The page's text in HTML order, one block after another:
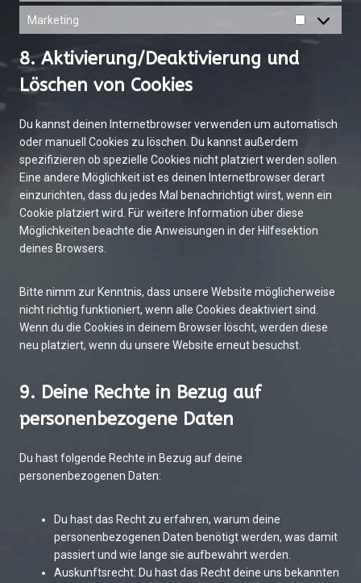
s
e
b
c
k
s
g
Marketing
M
a
8. Aktivierung/Deaktivierung und
Löschen von Cookies
Du kannst deinen Internetbrowser verwenden um automatisch
oder manuell Cookies zu löschen. Du kannst außerdem
spezifizieren ob spezielle Cookies nicht platziert werden sollen.
Eine andere Möglichkeit ist es deinen Internetbrowser derart
einzurichten, dass du jedes Mal benachrichtigt wirst, wenn ein
Cookie platziert wird. Für weitere Information über diese
Möglichkeiten beachte die Anweisungen in der Hilfesektion
deines Browsers.
Bitte nimm zur Kenntnis, dass unsere Website möglicherweise
nicht richtig funktioniert, wenn alle Cookies deaktiviert sind.
Wenn du die Cookies in deinem Browser löscht, werden diese
neu platziert, wenn du unsere Website erneut besuchst.
9. Deine Rechte in Bezug auf
personenbezogene Daten
Du hast folgende Rechte in Bezug auf deine
personenbezogenen Daten:
Du hast das Recht zu erfahren, warum deine
personenbezogenen Daten benötigt werden, was damit
passiert und wie lange sie aufbewahrt werden.
Auskunftsrecht: Du hast das Recht deine uns bekannten